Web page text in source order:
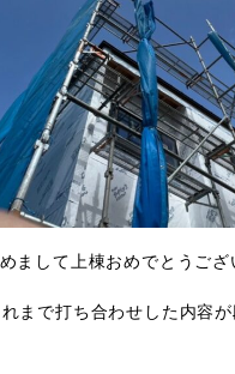
まして上棟おめでとうござ
まで打ち合わせした内容